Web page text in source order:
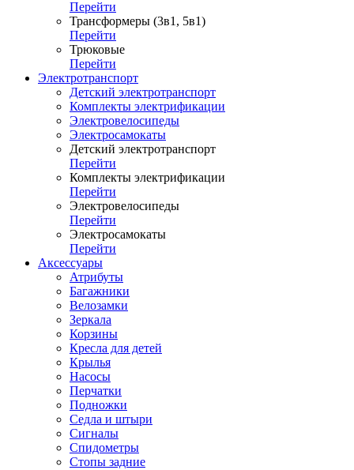
Перейти
Трансформеры (3в1, 5в1)
Перейти
Трюковые
Перейти
Электротранспорт
Детский электротранспорт
Комплекты электрификации
Электровелосипеды
Электросамокаты
Детский электротранспорт
Перейти
Комплекты электрификации
Перейти
Электровелосипеды
Перейти
Электросамокаты
Перейти
Аксессуары
Атрибуты
Багажники
Велозамки
Зеркала
Корзины
Кресла для детей
Крылья
Насосы
Перчатки
Подножки
Седла и штыри
Сигналы
Спидометры
Стопы задние